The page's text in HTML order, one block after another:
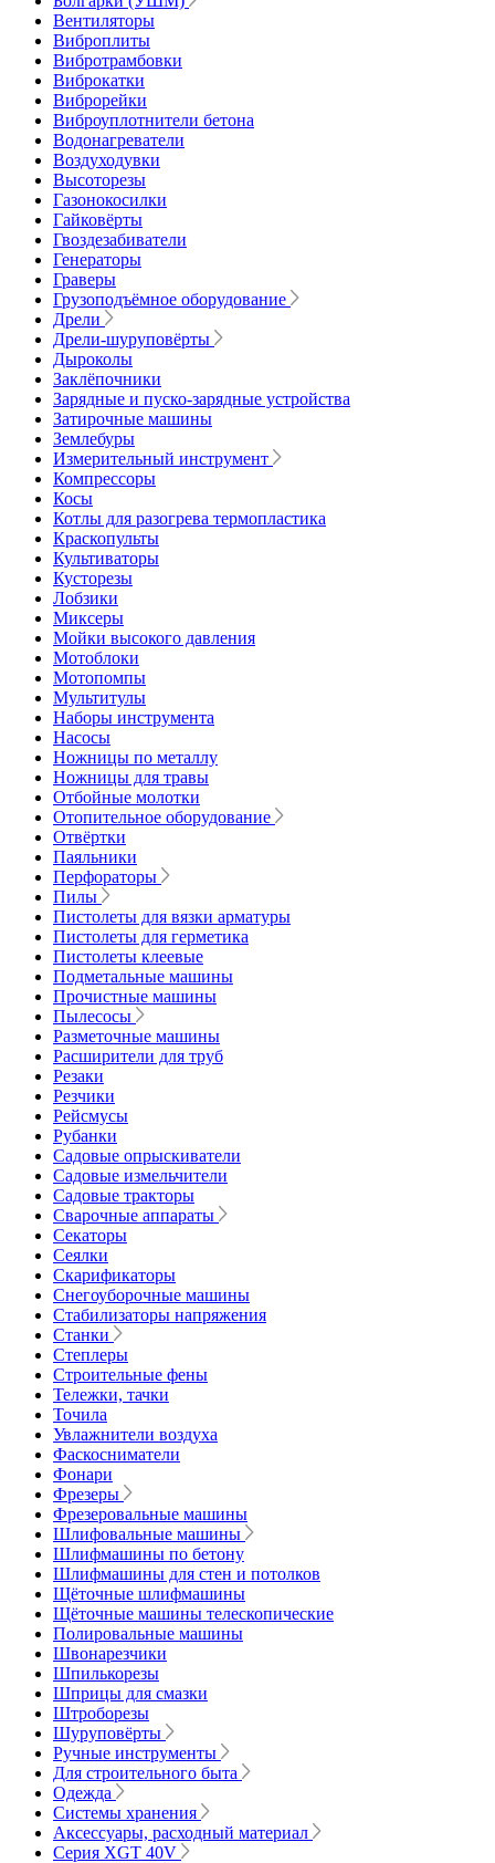
Вентиляторы
Виброплиты
Вибротрамбовки
Виброкатки
Виброрейки
Виброуплотнители бетона
Водонагреватели
Воздуходувки
Высоторезы
Газонокосилки
Гайковёрты
Гвоздезабиватели
Генераторы
Граверы
Грузоподъёмное оборудование
Дрели
Дрели-шуруповёрты
Дыроколы
Заклёпочники
Зарядные и пуско-зарядные устройства
Затирочные машины
Землебуры
Измерительный инструмент
Компрессоры
Косы
Котлы для разогрева термопластика
Краскопульты
Культиваторы
Кусторезы
Лобзики
Миксеры
Мойки высокого давления
Мотоблоки
Мотопомпы
Мультитулы
Наборы инструмента
Насосы
Ножницы по металлу
Ножницы для травы
Отбойные молотки
Отопительное оборудование
Отвёртки
Паяльники
Перфораторы
Пилы
Пистолеты для вязки арматуры
Пистолеты для герметика
Пистолеты клеевые
Подметальные машины
Прочистные машины
Пылесосы
Разметочные машины
Расширители для труб
Резаки
Резчики
Рейсмусы
Рубанки
Садовые опрыскиватели
Садовые измельчители
Садовые тракторы
Сварочные аппараты
Секаторы
Сеялки
Скарификаторы
Снегоуборочные машины
Стабилизаторы напряжения
Станки
Степлеры
Строительные фены
Тележки, тачки
Точила
Увлажнители воздуха
Фаскосниматели
Фонари
Фрезеры
Фрезеровальные машины
Шлифовальные машины
Шлифмашины по бетону
Шлифмашины для стен и потолков
Щёточные шлифмашины
Щёточные машины телескопические
Полировальные машины
Швонарезчики
Шпилькорезы
Шприцы для смазки
Штроборезы
Шуруповёрты
Ручные инструменты
Для строительного быта
Одежда
Системы хранения
Аксессуары, расходный материал
Серия XGT 40V